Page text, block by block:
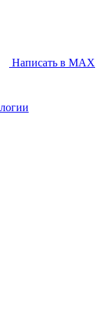
Написать в MAX